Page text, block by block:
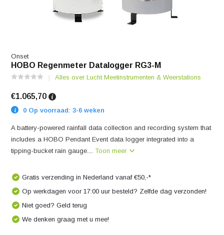
Onset
HOBO Regenmeter Datalogger RG3-M
Alles over Lucht Meetinstrumenten & Weerstations
€1.065,70
0 Op voorraad: 3-6 weken
A battery-powered rainfall data collection and recording system that
includes a HOBO Pendant Event data logger integrated into a
tipping-bucket rain gauge....Toon meer
Gratis verzending in Nederland vanaf €50,-*
Op werkdagen voor 17:00 uur besteld? Zelfde dag verzonden!
Niet goed? Geld terug
We denken graag met u mee!